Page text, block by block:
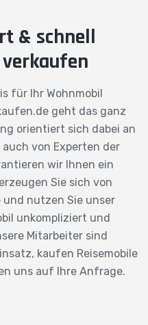
& schnell
für Ihr Wohnmobil
geht das ganz
orientiert sich dabei an
von Experten der
wir Ihnen ein
Sie sich von
und nutzen Sie unser
unkompliziert und
Mitarbeiter sind
kaufen Reisemobile
uns auf Ihre Anfrage.